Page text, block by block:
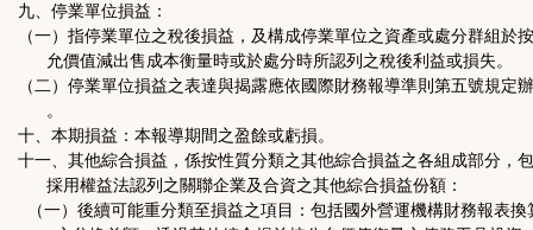
九、停業單位損益：
（一）指停業單位之稅後損益，及構成停業單位之資產或處分群組於
允價值減出售成本衡量時或於處分時所認列之稅後利益或損失。
（二）停業單位損益之表達與揭露應依國際財務報導準則第五號規定
。
十、本期損益：本報導期間之盈餘或虧損。
十一、其他綜合損益，係按性質分類之其他綜合損益之各組成部分，
採用權益法認列之關聯企業及合資之其他綜合損益份額：
（一）後續可能重分類至損益之項目：包括國外營運機構財務報表換